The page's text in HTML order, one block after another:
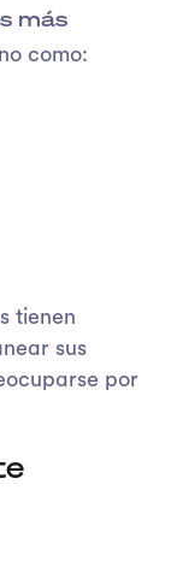
más
como:
tienen
sus
por